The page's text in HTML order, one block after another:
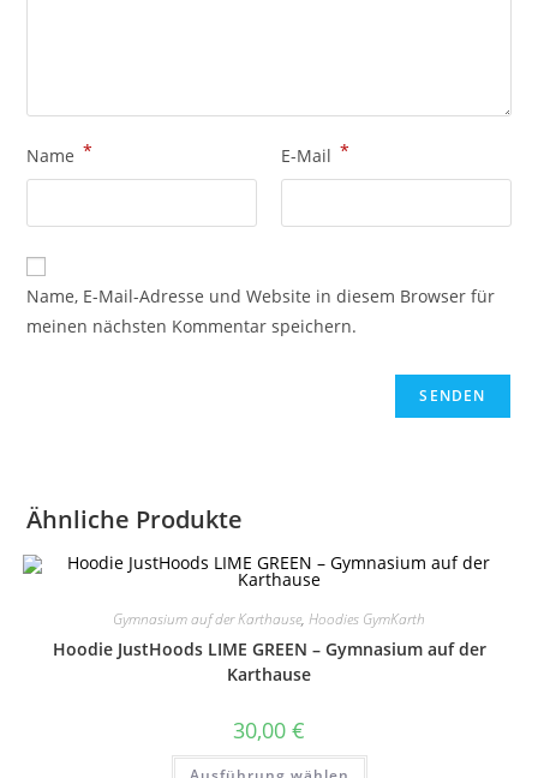
Name * E-Mail *
Name, E-Mail-Adresse und Website in diesem Browser für
meinen nächsten Kommentar speichern.
Ähnliche Produkte
Gymnasium auf der Karthause, Hoodies GymKarth
Hoodie JustHoods LIME GREEN – Gymnasium auf der
Karthause
30,00 €
Dieses